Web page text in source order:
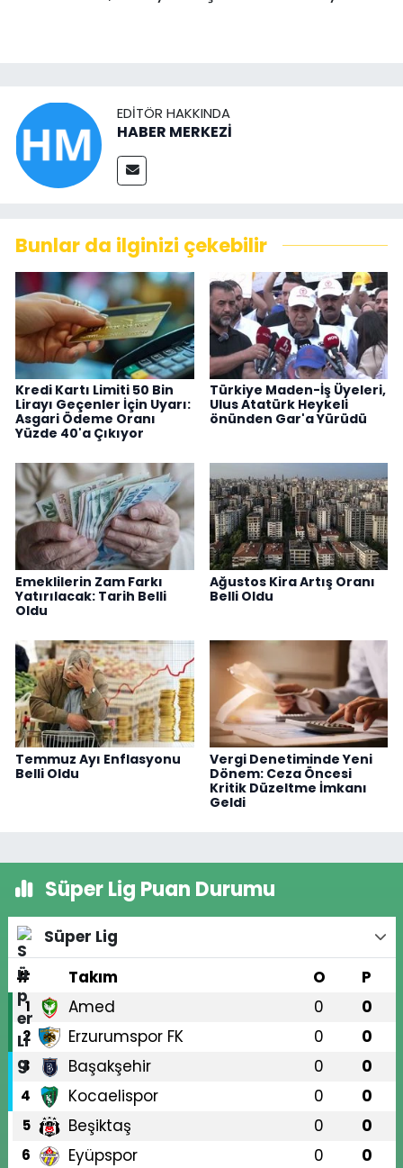
EDITÖR HAKKINDA
HABER MERKEZİ
Bunlar da ilginizi çekebilir
Kredi Kartı Limiti 50 Bin
Lirayı Geçenler İçin Uyarı:
Asgari Ödeme Oranı
Yüzde 40'a Çıkıyor
Türkiye Maden-İş Üyeleri,
Ulus Atatürk Heykeli
önünden Gar'a Yürüdü
Emeklilerin Zam Farkı
Yatırılacak: Tarih Belli
Oldu
Ağustos Kira Artış Oranı
Belli Oldu
Temmuz Ayı Enflasyonu
Belli Oldu
Vergi Denetiminde Yeni
Dönem: Ceza Öncesi
Kritik Düzeltme İmkanı
Geldi
Süper Lig Puan Durumu
Süper Lig
#
Takım O P
1 Amed 0 0
2 Erzurumspor FK 0 0
3 Başakşehir 0 0
4 Kocaelispor 0 0
5 Beşiktaş 0 0
6 Eyüpspor 0 0